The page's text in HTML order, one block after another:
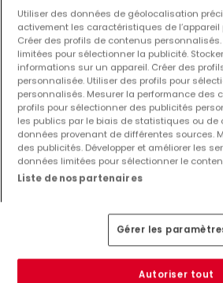
Lotissement « SPR-LOT-2025 » à
De1 298 000 €à1 368 000 €
De 146 à 146m²
Maison jumelée
Utiliser des données de géolocalisation
activement les caractéristiques de l’appareil
Créer des profils de contenus
limitées pour sélectionner la publicité.
informations sur un appareil. Créer des
personnalisée. Utiliser des profils pour
personnalisés. Mesurer la performance des
profils pour sélectionner des publicités
les publics par le biais de statistiques ou de
données provenant de différentes sources.
des publicités. Développer et améliorer les
données limitées pour sélectionner le
Liste de nos partenaires
Gérer les
Autoriser tout